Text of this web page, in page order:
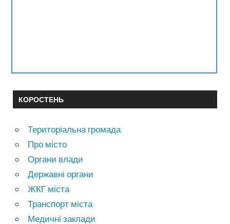
КОРОСТЕНЬ
Територіальна громада
Про місто
Органи влади
Державні органи
ЖКГ міста
Транспорт міста
Медичні заклади